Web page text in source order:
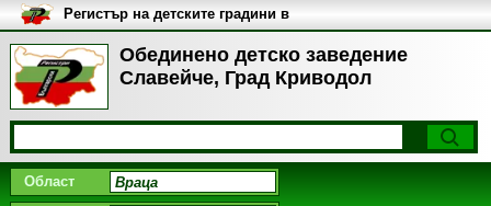
Обединено детско заведение
Славейче, Град Криводол
Регистър на детските градини в
България
Област